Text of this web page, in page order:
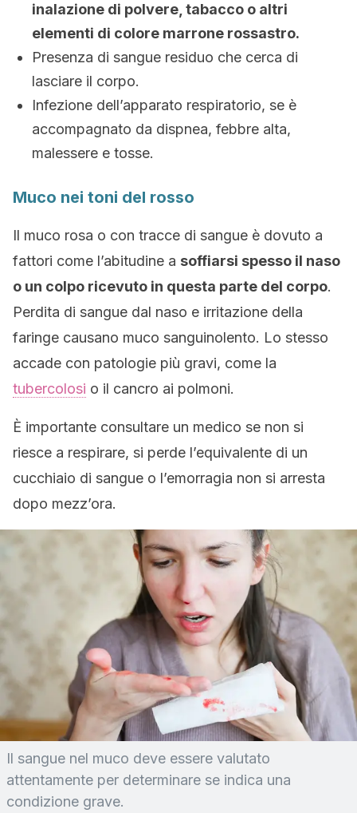
inalazione di polvere, tabacco o altri
elementi di colore marrone rossastro.
Presenza di sangue residuo che cerca di
lasciare il corpo.
Infezione dell’apparato respiratorio, se è
accompagnato da dispnea, febbre alta,
malessere e tosse.
Muco nei toni del rosso
Il muco rosa o con tracce di sangue è dovuto a
fattori come l’abitudine a soffiarsi spesso il naso
o un colpo ricevuto in questa parte del corpo.
Perdita di sangue dal naso e irritazione della
faringe causano muco sanguinolento. Lo stesso
accade con patologie più gravi, come la
tubercolosi o il cancro ai polmoni.
È importante consultare un medico se non si
riesce a respirare, si perde l’equivalente di un
cucchiaio di sangue o l’emorragia non si arresta
dopo mezz’ora.
Il sangue nel muco deve essere valutato
attentamente per determinare se indica una
condizione grave.